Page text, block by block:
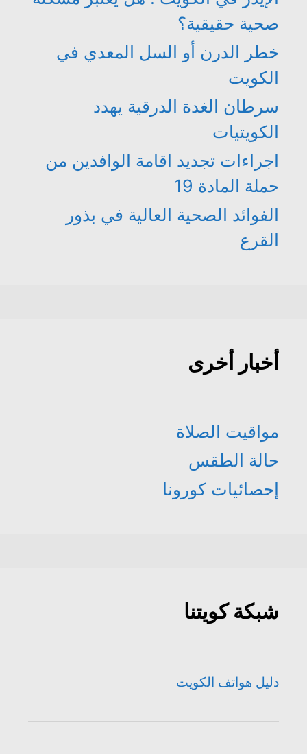
صحية حقيقية؟
خطر الدرن أو السل المعدي في
الكويت
سرطان الغدة الدرقية يهدد
الكويتيات
اجراءات تجديد اقامة الوافدين من
حملة المادة 19
الفوائد الصحية العالية في بذور
القرع
أخبار أخرى
مواقيت الصلاة
حالة الطقس
إحصائيات كورونا
شبكة كويتنا
دليل هواتف الكويت